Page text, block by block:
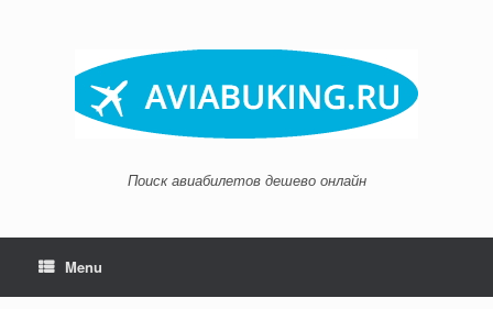
Поиск авиабилетов дешево онлайн
Menu